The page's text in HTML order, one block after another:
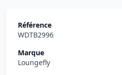
Référence
WDTB2996
Marque
Loungefly